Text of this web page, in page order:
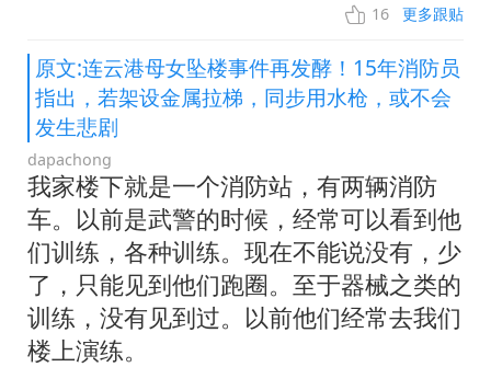
16 更多跟贴
原文:连云港母女坠楼事件再发酵！15年消防员
指出，若架设金属拉梯，同步用水枪，或不会
发生悲剧
dapachong
我家楼下就是一个消防站，有两辆消防
车。以前是武警的时候，经常可以看到他
们训练，各种训练。现在不能说没有，少
了，只能见到他们跑圈。至于器械之类的
训练，没有见到过。以前他们经常去我们
楼上演练。